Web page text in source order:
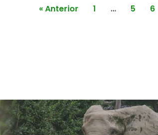
« Anterior 1 … 5 6